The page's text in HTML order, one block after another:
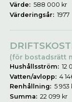
Värde: 588 000 kr
Värderingsår: 1977
(för bostadsrätt
Hushållsström: 12
Vatten/avlopp: 4
Renhållning: 5 953
Summa: 22 099 kr